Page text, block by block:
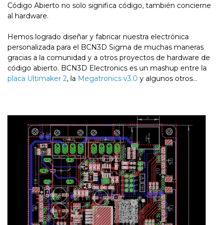
Código Abierto no solo significa código, también concierne
al hardware.
Hemos logrado diseñar y fabricar nuestra electrónica
personalizada para el BCN3D Sigma de muchas maneras
gracias a la comunidad y a otros proyectos de hardware de
código abierto. BCN3D Electronics es un mashup entre la
placa Ultimaker 2, la Megatronics v3.0 y algunos otros…